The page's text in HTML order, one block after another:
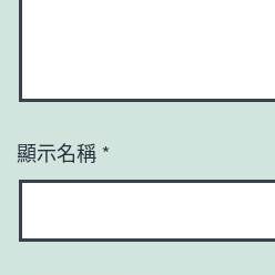
顯示名稱 *